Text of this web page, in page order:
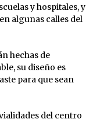
y hospitales, y
algunas calles del
hechas de
su diseño es
para que sean
del centro